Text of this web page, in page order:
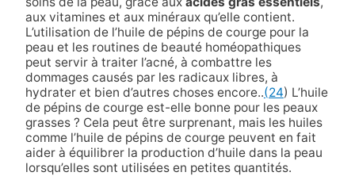
aux vitamines et aux minéraux qu’elle contient.
L’utilisation de l’huile de pépins de courge pour la
peau et les routines de beauté homéopathiques
peut servir à traiter l’acné, à combattre les
dommages causés par les radicaux libres, à
hydrater et bien d’autres choses encore..(24) L’huile
de pépins de courge est-elle bonne pour les peaux
grasses ? Cela peut être surprenant, mais les huiles
comme l’huile de pépins de courge peuvent en fait
aider à équilibrer la production d’huile dans la peau
lorsqu’elles sont utilisées en petites quantités.